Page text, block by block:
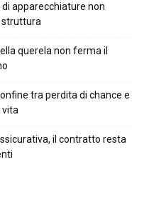
apparecchiature non
struttura
querela non ferma il
tra perdita di chance e
vita
il contratto resta